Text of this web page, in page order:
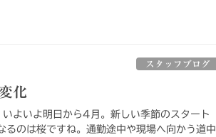
スタッフブログ
化
よいよ明日から4月。新しい季節のスタート
のは桜ですね。通勤途中や現場へ向かう道中